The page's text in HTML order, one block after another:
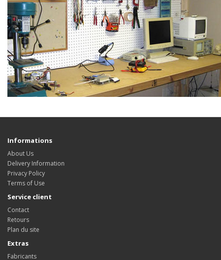
Informations
About Us
Delivery Information
Privacy Policy
Terms of Use
Service client
Contact
Retours
Plan du site
Extras
Fabricants